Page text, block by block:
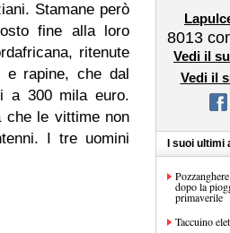
Stamane però
fine alla loro
ritenute
e rapine, che dal
a 300 mila euro.
che le vittime non
I tre uomini
8013
Vedi il
Vedi il
I suoi ultimi
dopo la
primaverile
Taccuino